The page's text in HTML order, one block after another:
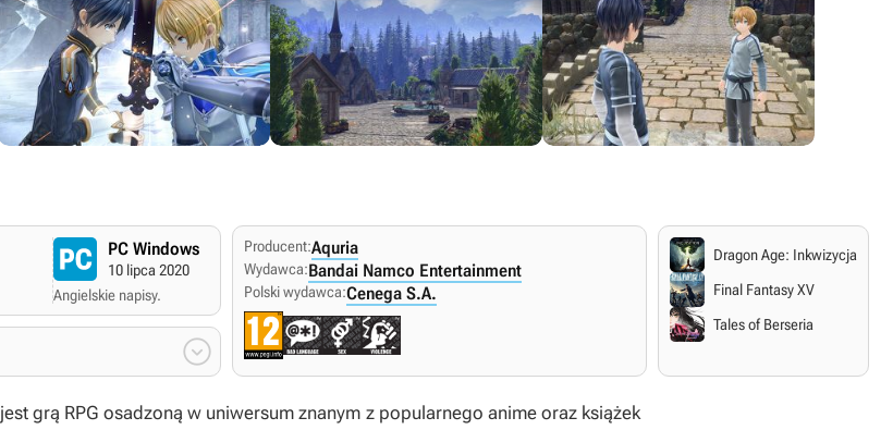
PC Windows
10 lipca 2020
Angielskie napisy.

Producent:Aquria
Wydawca:Bandai Namco Entertainment
Polski wydawca:Cenega S.A.
Dragon Age: Inkwizycja
Final Fantasy XV
Tales of Berseria
jest grą RPG osadzoną w uniwersum znanym z popularnego anime oraz książek